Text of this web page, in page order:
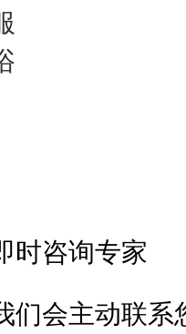
时咨询专家
们会主动联系